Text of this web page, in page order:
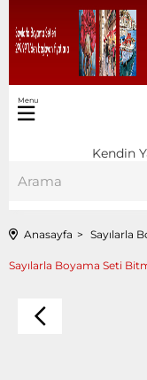
Kendin
Menu
Anasayfa Sayılarla
Sayılarla Boyama Seti